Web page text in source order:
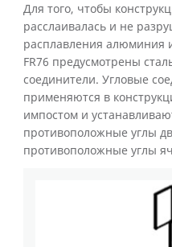
Для того, чтобы
расслаивалась и не
расплавления алюминия
FR76 предусмотрены
соединители. Угловые
применяются в
импостом и
противоположные углы
противоположные углы